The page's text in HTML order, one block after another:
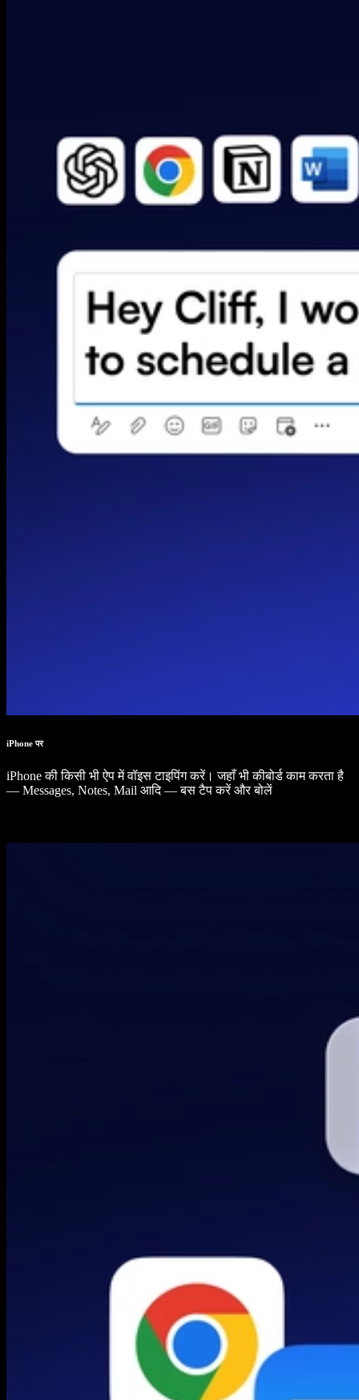
iPhone पर
iPhone की किसी भी ऐप में वॉइस टाइपिंग करें। जहाँ भी कीबोर्ड काम करता है
— Messages, Notes, Mail आदि — बस टैप करें और बोलें